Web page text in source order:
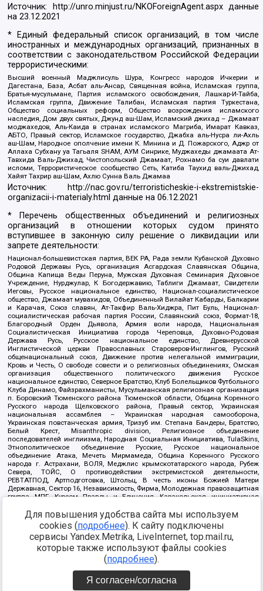
Источник: http://unro.minjust.ru/NKOForeignAgent.aspxданные
на23.12.2021
* Единый федеральный список организаций, в том числе
иностранных и международных организаций, признанных в
соответствии с законодательством Российской Федерации
террористическими:
Высший военный Маджлисуль Шура, Конгресс народов Ичкерии и
Дагестана, База, Асбат аль-Ансар, Священная война, Исламская группа,
Братья-мусульмане, Партия исламского освобождения, Лашкар-И-Тайба,
Исламская группа, Движение Талибан, Исламская партия Туркестана,
Общество социальных реформ, Общество возрождения исламского
наследия, Дом двух святых, Джунд аш-Шам, Исламский джихад – Джамаат
моджахедов, Аль-Каида в странах исламского Магриба, Имарат Кавказ,
АБТО, Правый сектор, Исламское государство, Джабха аль-Нусра ли-Ахль
аш-Шам, Народное ополчение имени К. Минина и Д. Пожарского, Аджр от
Аллаха Субхану уа Тагьаля SHAM, АУМ Синрике, Муджахеды джамаата Ат-
Тавхида Валь-Джихад, Чистопольский Джамаат, Рохнамо ба суи давлати
исломи, Террористическое сообщество Сеть, Катиба Таухид валь-Джихад,
Хайят Тахрир аш-Шам, Ахлю Сунна Валь Джамаа
Источник:
http://nac.gov.ru/terroristicheskie-i-ekstremistskie-
organizacii-i-materialy.html данные на06.12.2021
* Перечень общественных объединений и религиозных
организаций в отношении которых судом принято
вступившее в законную силу решение о ликвидации или
запрете деятельности:
Национал-большевистская партия, ВЕК РА, Рада земли Кубанской Духовно
Родовой Державы Русь, организация Асгардская Славянская Община,
Община Капища Веды Перуна, Мужская Духовная Семинария Духовное
Учреждение, Нурджулар, К Богодержавию, Таблиги Джамаат, Свидетели
Иеговы, Русское национальное единство, Национал-социалистическое
общество, Джамаат мувахидов, Объединенный Вилайат Кабарды, Балкарии
и Карачая, Союз славян, Ат-Такфир Валь-Хиджра, Пит Буль, Национал-
социалистическая рабочая партия России, Славянский союз, Формат-18,
Благородный Орден Дьявола, Армия воли народа, Национальная
Социалистическая Инициатива города Череповца, Духовно-Родовая
Держава Русь, Русское национальное единство, Древнерусской
Инглистической церкви Православных Староверов-Инглингов, Русский
общенациональный союз, Движение против нелегальной иммиграции,
Кровь и Честь, О свободе совести и о религиозных объединениях, Омская
организация общественного политического движения Русское
национальное единство, Северное Братство, Клуб Болельщиков Футбольного
Клуба Динамо, Файзрахманисты, Мусульманская религиозная организация
п. Боровский Тюменского района Тюменской области, Община Коренного
Русского народа Щелковского района, Правый сектор, Украинская
национальная ассамблея – Украинская народная самооборона,
Украинская повстанческая армия, Тризуб им. Степана Бандеры, Братство,
Белый Крест, Misanthropic division, Религиозное объединение
последователей инглиизма, Народная Социальная Инициатива, TulaSkins,
Этнополитическое объединение Русские, Русское национальное
объединение Атака, Мечеть Мирмамеда, Община Коренного Русского
народа г. Астрахани, ВОЛЯ, Меджлис крымскотатарского народа, Рубеж
Севера, ТОЙС, О противодействии экстремистской деятельности,
РЕВТАТПОД, Артподготовка, Штольц, В честь иконы Божией Матери
Державная, Сектор 16, Независимость, Фирма, Молодежная правозащитная
группа МПГ, Курсом Правды и Единения, Каракольская инициативная
Благотворительный пансионат Ак Умут, Русская республика Русь,
Арестантское уголовное единство, Башкорт, Нация и свобода, W.H.С., Фалунь
Дафа, Иртыш Ultras, Русский Патриотический клуб-Новокузнецк/РПК,
Сибирский державный союз, Фонд борьбы с коррупцией, Фонд защиты прав
граждан, Штабы Навального, Совет граждан СССР Прикубанского округа г.
https://minjust.gov.ru/ru/documents/7822/
Для повышения удобства сайта мы используем
cookies (подробнее). К сайту подключены
сервисы Yandex.Metrika, LiveInternet, top.mail.ru,
которые также используют файлы cookies
(подробнее).
Я согласен/согласна